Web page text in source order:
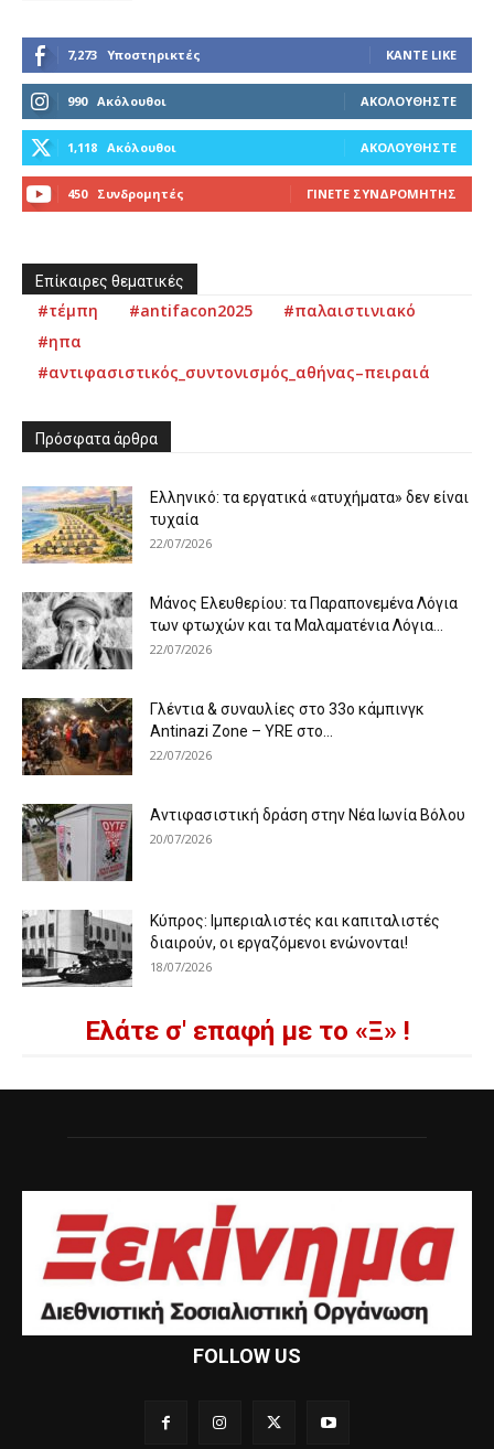
7,273 Υποστηρικτές ΚΆΝΤΕ LIKE
990 Ακόλουθοι ΑΚΟΛΟΥΘΉΣΤΕ
1,118 Ακόλουθοι ΑΚΟΛΟΥΘΉΣΤΕ
450 Συνδρομητές ΓΊΝΕΤΕ ΣΥΝΔΡΟΜΗΤΉΣ
Επίκαιρες θεματικές
#τέμπη #antifacon2025
#παλαιστινιακό
#ηπα
#αντιφασιστικός_συντονισμός_αθήνας–πειραιά
Πρόσφατα άρθρα
Ελληνικό: τα εργατικά «ατυχήματα» δεν είναι
τυχαία
22/07/2026
Μάνος Ελευθερίου: τα Παραπονεμένα Λόγια
των φτωχών και τα Μαλαματένια Λόγια...
22/07/2026
Γλέντια & συναυλίες στο 33ο κάμπινγκ
Antinazi Zone – YRE στο...
22/07/2026
Αντιφασιστική δράση στην Νέα Ιωνία Βόλου
20/07/2026
Κύπρος: Ιμπεριαλιστές και καπιταλιστές
διαιρούν, οι εργαζόμενοι ενώνονται!
18/07/2026
Ελάτε σ' επαφή με το «Ξ» !
FOLLOW US